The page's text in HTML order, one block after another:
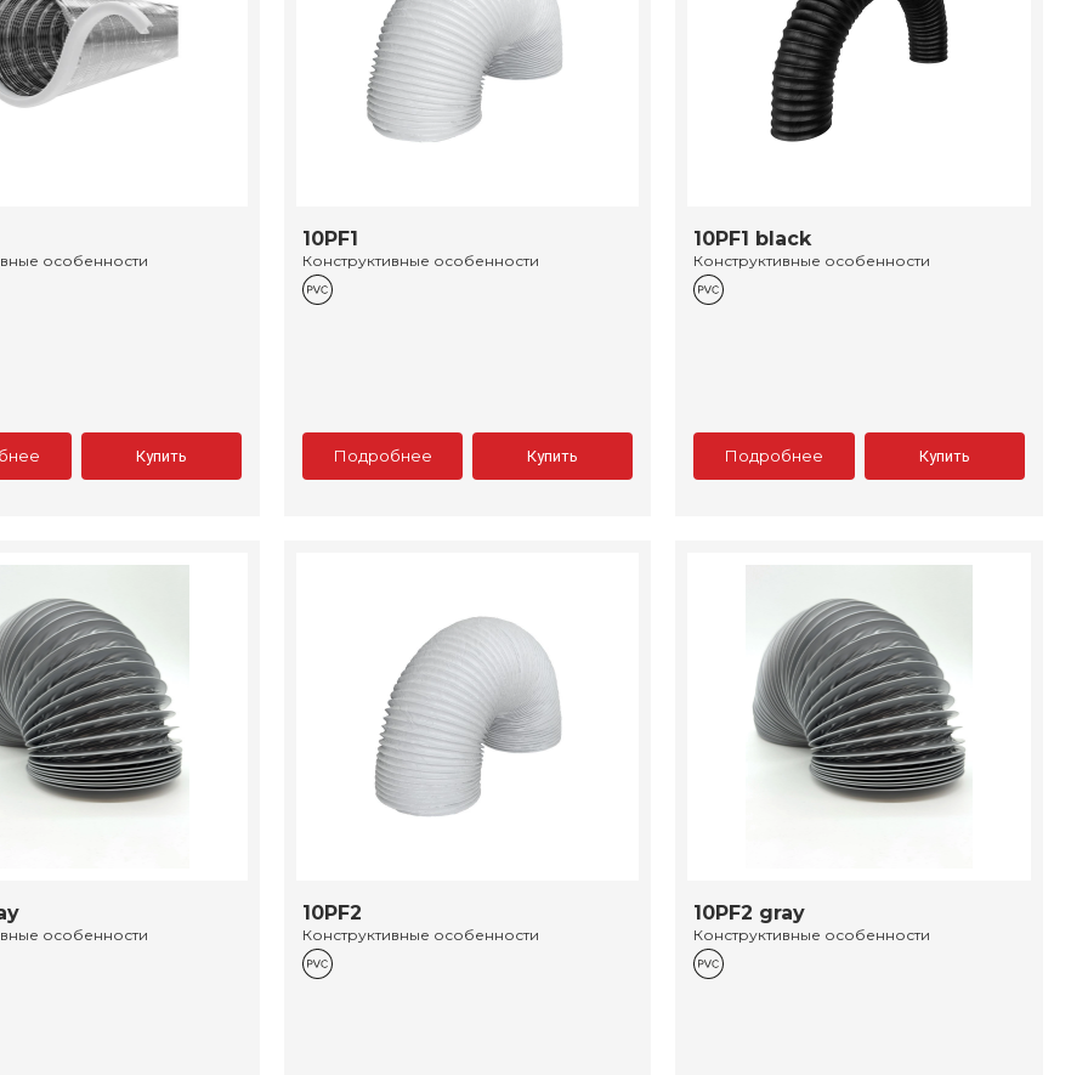
особенности
Купить
10PF1
Конструктивные особенности
Подробнее Купить
10PF1 black
Конструктивные особенности
Подробнее Купить
особенности
10PF2
Конструктивные особенности
10PF2 gray
Конструктивные особенности